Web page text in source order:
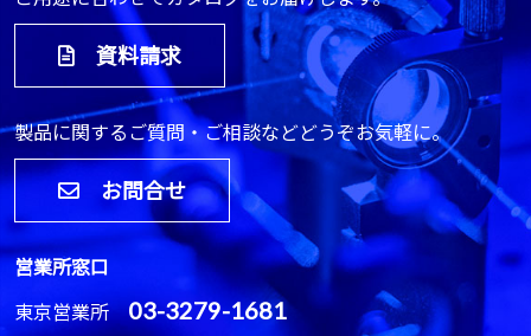
資料請求
製品に関するご質問・ご相談などどうぞお気軽に。
お問合せ
営業所窓口
東京営業所03-3279-1681